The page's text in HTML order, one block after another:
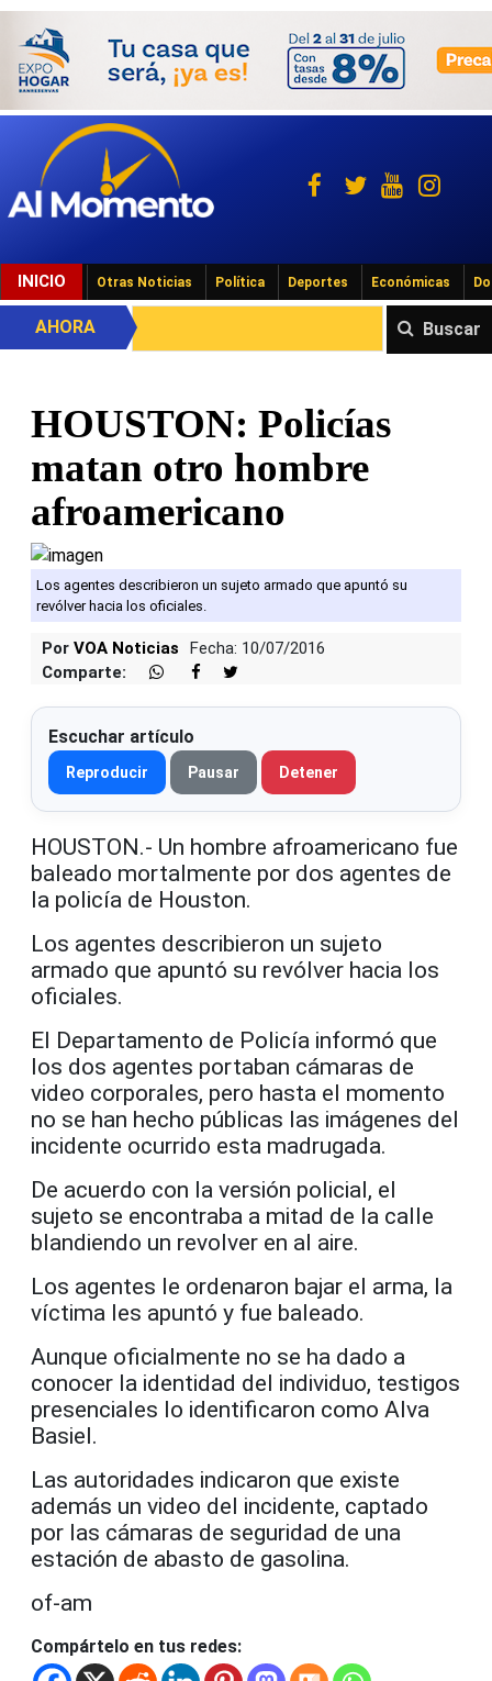
INICIO Otras Noticias Política Deportes Económicas
Buscar
AHORA
HOUSTON: Policías
matan otro hombre
afroamericano
Los agentes describieron un sujeto armado que apuntó su
revólver hacia los oficiales.
Por VOA Noticias
Fecha: 10/07/2016
Comparte:
Escuchar artículo
Reproducir Pausar Detener
HOUSTON.- Un hombre afroamericano fue
baleado mortalmente por dos agentes de
la policía de Houston.
Los agentes describieron un sujeto
armado que apuntó su revólver hacia los
oficiales.
El Departamento de Policía informó que
los dos agentes portaban cámaras de
video corporales, pero hasta el momento
no se han hecho públicas las imágenes del
incidente ocurrido esta madrugada.
De acuerdo con la versión policial, el
sujeto se encontraba a mitad de la calle
blandiendo un revolver en al aire.
Los agentes le ordenaron bajar el arma, la
víctima les apuntó y fue baleado.
Aunque oficialmente no se ha dado a
conocer la identidad del individuo, testigos
presenciales lo identificaron como Alva
Basiel.
Las autoridades indicaron que existe
además un video del incidente, captado
por las cámaras de seguridad de una
estación de abasto de gasolina.
of-am
Compártelo en tus redes: